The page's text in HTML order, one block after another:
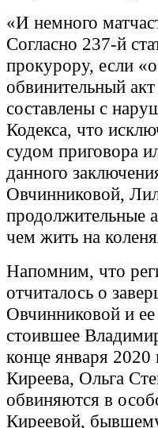
«И немного
Согласно 237-й
прокурору, если
обвинительный
составлены с
Кодекса, что
судом приговора
данного
Овчинниковой,
продолжительные
чем жить на
Напомним, что
отчиталось о
Овчинниковой и
стоившее
конце января
Киреева, Ольга
обвиняются в
Киреевой,